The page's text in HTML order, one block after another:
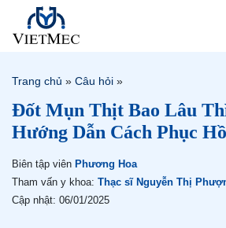
Trang chủ » Câu hỏi »
Đốt Mụn Thịt Bao Lâu
Hướng Dẫn Cách Phục
Biên tập viên Phương Hoa
Tham vấn y khoa: Thạc sĩ Nguyễn Thị
Cập nhật: 06/01/2025